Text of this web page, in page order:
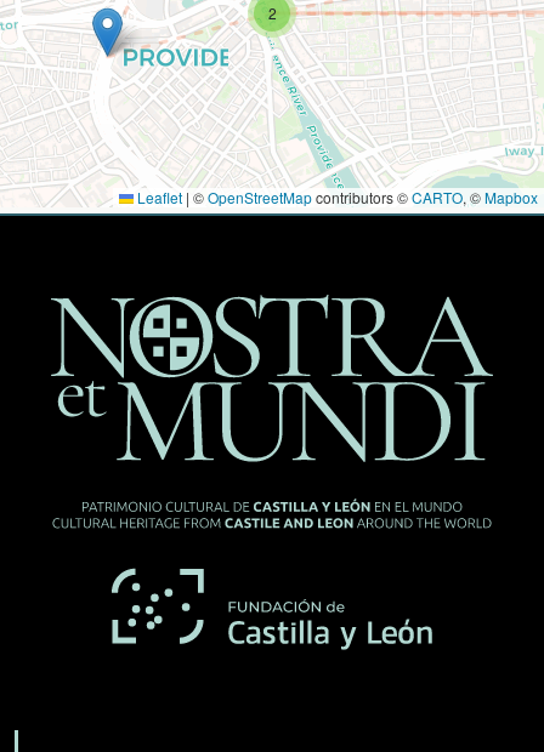
2
Leaflet | ©OpenStreetMapcontributors ©CARTO, ©Mapbox